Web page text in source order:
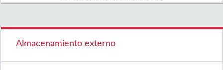
Almacenamiento externo